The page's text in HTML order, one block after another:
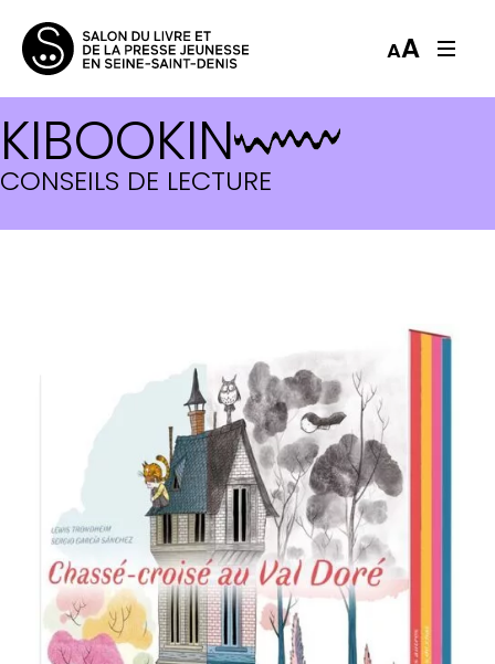
AA
KIBOOKIN
CONSEILS DE LECTURE